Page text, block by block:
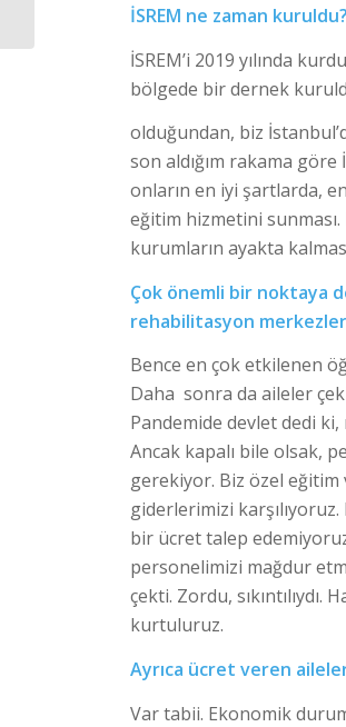
İSREM ne zaman
İSREM’i 2019 yılında
bölgede bir dernek
olduğundan, biz
son aldığım rakama
onların en iyi şartlarda,
eğitim hizmetini
kurumların ayakta
Çok önemli bir noktaya
rehabilitasyon
Bence en çok etkilenen
Daha sonra da aileler
Pandemide devlet dedi
Ancak kapalı bile olsak,
gerekiyor. Biz özel
giderlerimizi
bir ücret talep
personelimizi mağdur
çekti. Zordu,
kurtuluruz.
Ayrıca ücret veren
Var tabii. Ekonomik